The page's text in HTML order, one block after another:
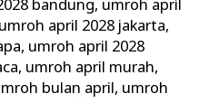
bandung, umroh april
umroh april 2028 jakarta,
, umroh april 2028
, umroh april murah,
bulan april, umroh